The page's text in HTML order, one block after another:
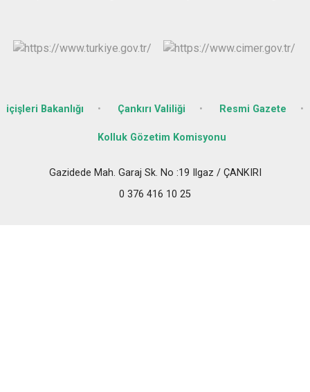
içişleri Bakanlığı Çankırı Valiliği Resmi Gazete
Kolluk Gözetim Komisyonu
Gazidede Mah. Garaj Sk. No :19 Ilgaz / ÇANKIRI
0 376 416 10 25